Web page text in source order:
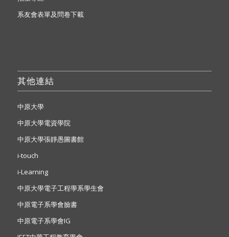
系友會表單及問卷下載
其他連結
中原大學
中原大學電資學院
中原大學張靜愚圖書館
i-touch
i-Learning
中原大學電子工程學系學生會
中原電子系學會臉書
中原電子系學會IG